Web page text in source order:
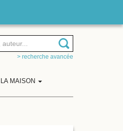
> recherche avancée
LA MAISON